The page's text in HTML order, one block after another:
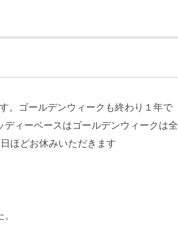
。ゴールデンウィークも終わり１年で
ィーベースはゴールデンウィークは全
ほどお休みいただきます